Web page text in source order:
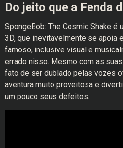
Do jeito que a Fenda
SpongeBob: The Cosmic Shake é
3D, que inevitavelmente se apoia
famoso, inclusive visual e
errado nisso. Mesmo com as
fato de ser dublado pelas vozes
aventura muito proveitosa e
um pouco seus defeitos.